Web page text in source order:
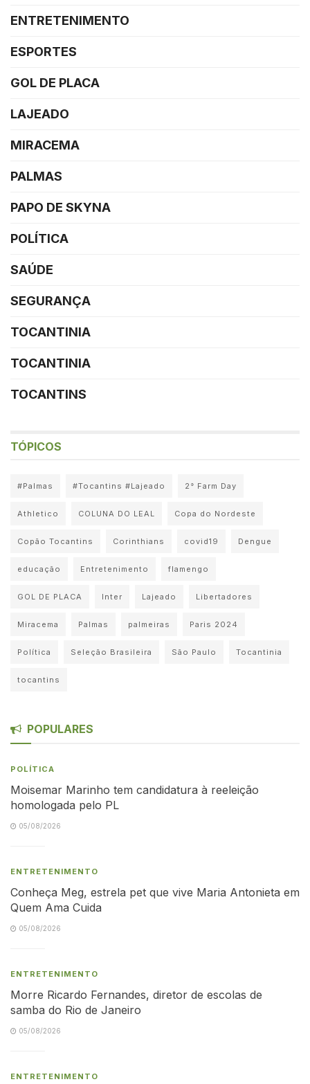
ENTRETENIMENTO
ESPORTES
GOL DE PLACA
LAJEADO
MIRACEMA
PALMAS
PAPO DE SKYNA
POLÍTICA
SAÚDE
SEGURANÇA
TOCANTINIA
TOCANTINIA
TOCANTINS
TÓPICOS
#Palmas #Tocantins #Lajeado 2° Farm Day
Athletico COLUNA DO LEAL Copa do Nordeste
Copão Tocantins Corinthians covid19 Dengue
educação Entretenimento flamengo
GOL DE PLACA Inter Lajeado Libertadores
Miracema Palmas palmeiras Paris 2024
Política Seleção Brasileira São Paulo Tocantinia
tocantins
POPULARES
POLÍTICA
Moisemar Marinho tem candidatura à reeleição
homologada pelo PL
05/08/2026
ENTRETENIMENTO
Conheça Meg, estrela pet que vive Maria Antonieta em
Quem Ama Cuida
05/08/2026
ENTRETENIMENTO
Morre Ricardo Fernandes, diretor de escolas de
samba do Rio de Janeiro
05/08/2026
ENTRETENIMENTO